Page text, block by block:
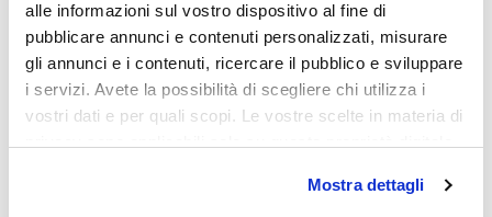
alle informazioni sul vostro dispositivo al fine di
pubblicare annunci e contenuti personalizzati, misurare
gli annunci e i contenuti, ricercare il pubblico e sviluppare
i servizi. Avete la possibilità di scegliere chi utilizza i
vostri dati e per quali scopi. Le vostre scelte in materia di
modificare o revocare il proprio consenso in qualsiasi
Mostra dettagli
Destinazioni